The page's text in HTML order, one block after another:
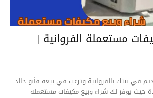
مستعملة الفروانية |
في بيتك بالفروانية وترغب في بيعه فأبو خالد
حيث يوفر لك شراء وبيع مكيفات مستعملة